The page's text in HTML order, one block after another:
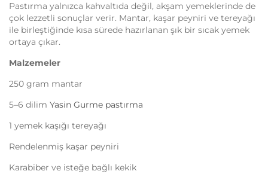
Pastırma yalnızca kahvaltıda değil, akşam yemeklerinde de
çok lezzetli sonuçlar verir. Mantar, kaşar peyniri ve tereyağı
ile birleştiğinde kısa sürede hazırlanan şık bir sıcak yemek
ortaya çıkar.
Malzemeler
250 gram mantar
5–6 dilim Yasin Gurme pastırma
1 yemek kaşığı tereyağı
Rendelenmiş kaşar peyniri
Karabiber ve isteğe bağlı kekik